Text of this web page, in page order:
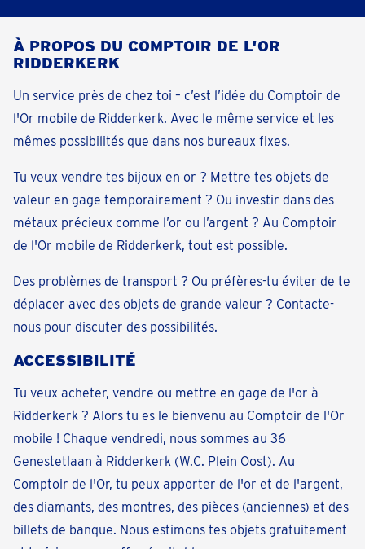
À PROPOS DU COMPTOIR DE L'OR
RIDDERKERK
Un service près de chez toi – c’est l’idée du Comptoir de
l'Or mobile de Ridderkerk. Avec le même service et les
mêmes possibilités que dans nos bureaux fixes.
Tu veux vendre tes bijoux en or ? Mettre tes objets de
valeur en gage temporairement ? Ou investir dans des
métaux précieux comme l’or ou l’argent ? Au Comptoir
de l'Or mobile de Ridderkerk, tout est possible.
Des problèmes de transport ? Ou préfères-tu éviter de te
déplacer avec des objets de grande valeur ? Contacte-
nous pour discuter des possibilités.
ACCESSIBILITÉ
Tu veux acheter, vendre ou mettre en gage de l'or à
Ridderkerk ? Alors tu es le bienvenu au Comptoir de l'Or
mobile ! Chaque vendredi, nous sommes au 36
Genestetlaan à Ridderkerk (W.C. Plein Oost). Au
Comptoir de l'Or, tu peux apporter de l'or et de l'argent,
des diamants, des montres, des pièces (anciennes) et des
billets de banque. Nous estimons tes objets gratuitement